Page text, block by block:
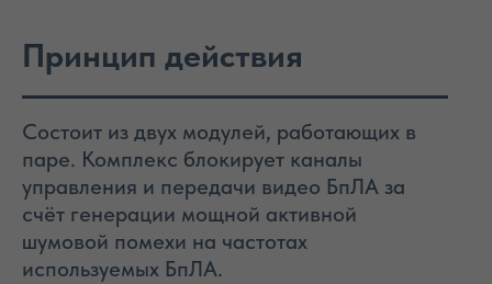
Принцип действия
Состоит из двух модулей, работающих в
паре. Комплекс блокирует каналы
управления и передачи видео БпЛА за
счёт генерации мощной активной
шумовой помехи на частотах
используемых БпЛА.